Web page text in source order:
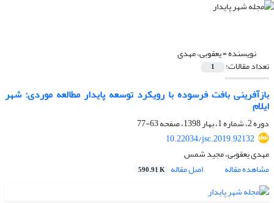
نویسنده =یعقوبی، مهدی
تعداد مقالات: 1
بازآفرینی بافت فرسوده با رویکرد توسعه پایدار مطالعه موردی: شهر
ایلام
دوره 2، شماره 1، بهار 1398، صفحه
63-77
10.22034/jsc.2019.92132
مهدی یعقوبی، مجید شمس
مشاهده مقاله
اصل مقاله 590.91 K